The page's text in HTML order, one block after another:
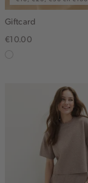
Giftcard
€10.00